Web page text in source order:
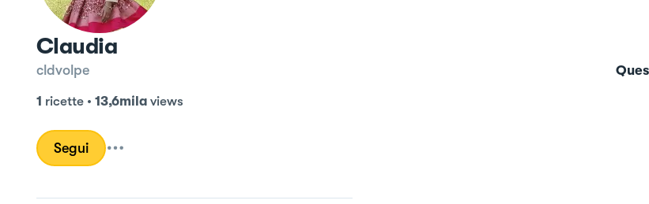
Claudia
cldvolpe
1 ricette• 13,6mila views
Segui